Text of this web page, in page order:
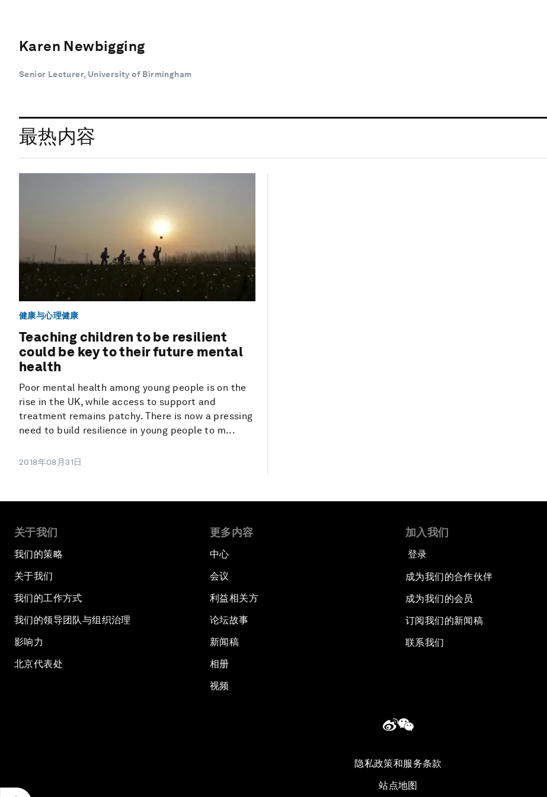
Karen Newbigging
Senior Lecturer, University of Birmingham
最热内容
健康与心理健康
Teaching children to be resilient
could be key to their future mental
health
Poor mental health among young people is on the
rise in the UK, while access to support and
treatment remains patchy. There is now a pressing
need to build resilience in young people to m...
2018年08月31日
关于我们
我们的策略
关于我们
我们的工作方式
我们的领导团队与组织治理
影响力
北京代表处
更多内容
中心
会议
利益相关方
论坛故事
新闻稿
相册
视频
加入我们
登录
成为我们的合作伙伴
成为我们的会员
订阅我们的新闻稿
联系我们
隐私政策和服务条款
站点地图